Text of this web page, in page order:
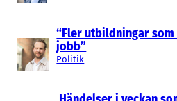
“Fler utbildningar
jobb”
Politik